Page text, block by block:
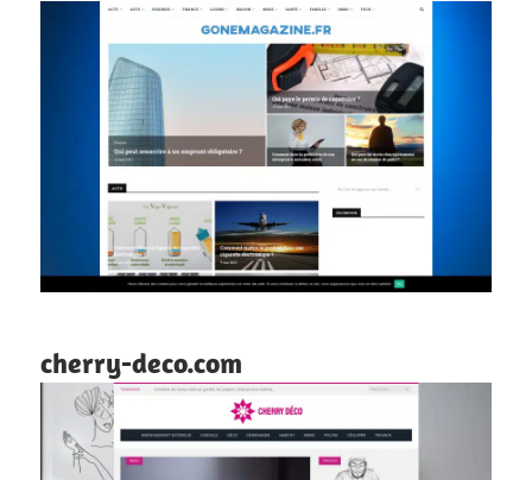
cherry-deco.com